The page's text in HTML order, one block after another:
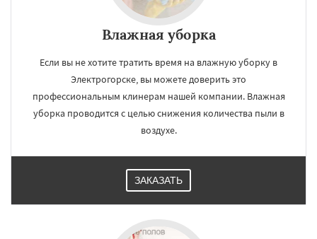
Влажная уборка
Если вы не хотите тратить время на влажную уборку в
Электрогорске, вы можете доверить это
профессиональным клинерам нашей компании. Влажная
уборка проводится с целью снижения количества пыли в
воздухе.
ЗАКАЗАТЬ